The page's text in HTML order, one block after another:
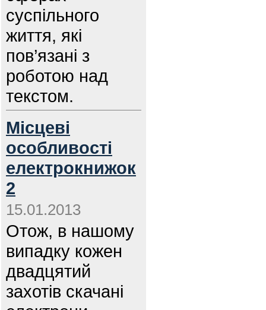
суспільного
життя, які
пов’язані з
роботою над
текстом.
Місцеві
особливості
електрокнижок
2
15.01.2013
Отож, в нашому
випадку кожен
двадцятий
захотів скачані